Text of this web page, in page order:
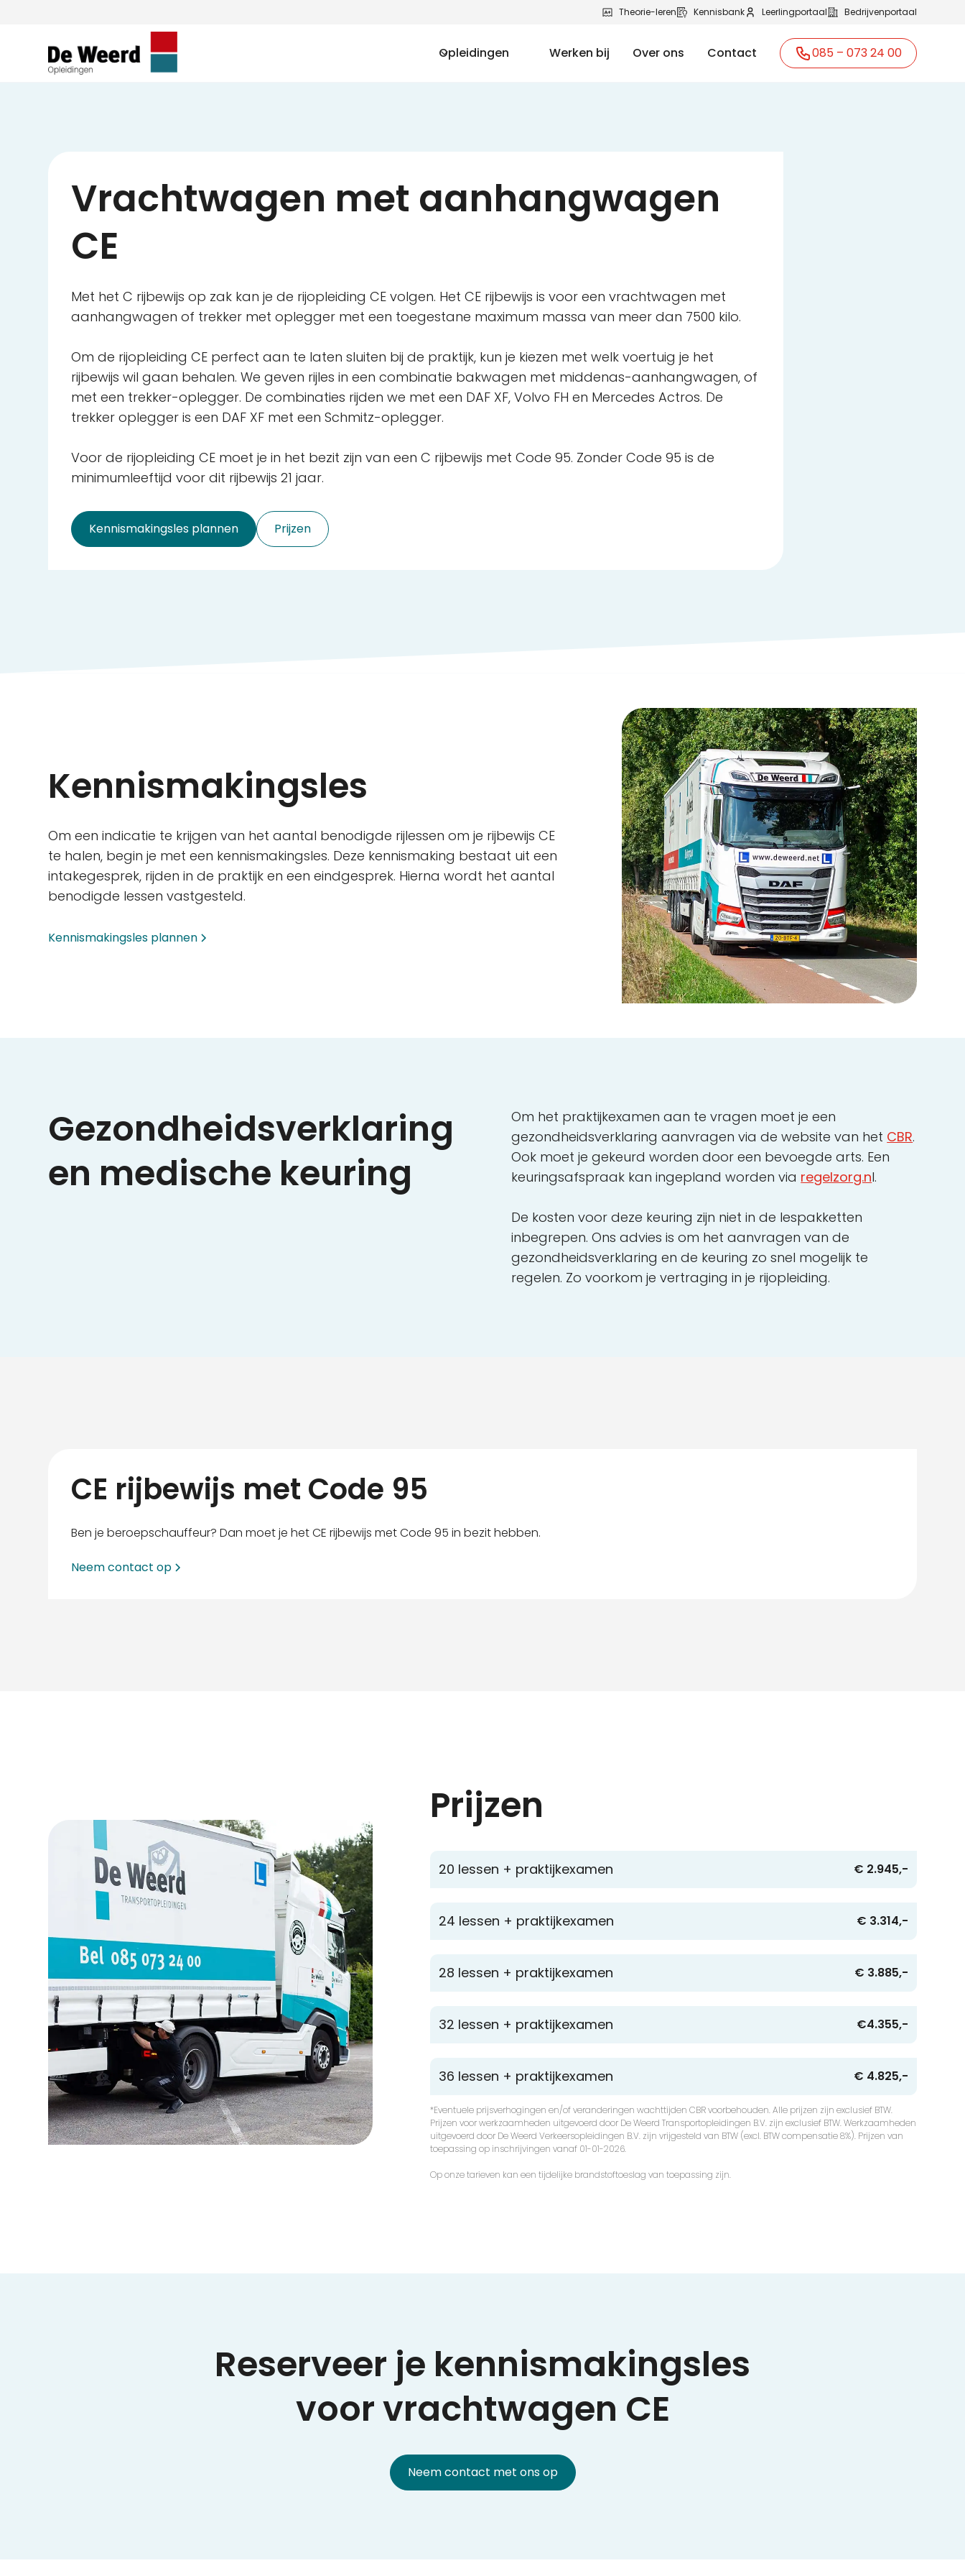
Theorie-leren Kennisbank Leerlingportaal Bedrijvenportaal
Opleidingen Werken bij Over ons Contact 085 – 073 24 00
Vrachtwagen met aanhangwagen
CE
Met het C rijbewijs op zak kan je de rijopleiding CE volgen. Het CE rijbewijs is voor een vrachtwagen met
aanhangwagen of trekker met oplegger met een toegestane maximum massa van meer dan 7500 kilo.
Om de rijopleiding CE perfect aan te laten sluiten bij de praktijk, kun je kiezen met welk voertuig je het
rijbewijs wil gaan behalen. We geven rijles in een combinatie bakwagen met middenas-aanhangwagen, of
met een trekker-oplegger. De combinaties rijden we met een DAF XF, Volvo FH en Mercedes Actros. De
trekker oplegger is een DAF XF met een Schmitz-oplegger.
Voor de rijopleiding CE moet je in het bezit zijn van een C rijbewijs met Code 95. Zonder Code 95 is de
minimumleeftijd voor dit rijbewijs 21 jaar.
Kennismakingsles plannen Prijzen
Kennismakingsles
Om een indicatie te krijgen van het aantal benodigde rijlessen om je rijbewijs CE
te halen, begin je met een kennismakingsles. Deze kennismaking bestaat uit een
intakegesprek, rijden in de praktijk en een eindgesprek. Hierna wordt het aantal
benodigde lessen vastgesteld.
Kennismakingsles plannen
Gezondheidsverklaring
en medische keuring
Om het praktijkexamen aan te vragen moet je een
gezondheidsverklaring aanvragen via de website van het CBR.
Ook moet je gekeurd worden door een bevoegde arts. Een
keuringsafspraak kan ingepland worden via regelzorg.nl.
De kosten voor deze keuring zijn niet in de lespakketten
inbegrepen. Ons advies is om het aanvragen van de
gezondheidsverklaring en de keuring zo snel mogelijk te
regelen. Zo voorkom je vertraging in je rijopleiding.
CE rijbewijs met Code 95
Ben je beroepschauffeur? Dan moet je het CE rijbewijs met Code 95 in bezit hebben.
Neem contact op
Prijzen
20 lessen + praktijkexamen € 2.945,-
24 lessen + praktijkexamen € 3.314,-
28 lessen + praktijkexamen € 3.885,-
32 lessen + praktijkexamen €4.355,-
36 lessen + praktijkexamen € 4.825,-
*Eventuele prijsverhogingen en/of veranderingen wachttijden CBR voorbehouden. Alle prijzen zijn exclusief BTW.
Prijzen voor werkzaamheden uitgevoerd door De Weerd Transportopleidingen B.V. zijn exclusief BTW. Werkzaamheden
uitgevoerd door De Weerd Verkeersopleidingen B.V. zijn vrijgesteld van BTW (excl. BTW compensatie 8%). Prijzen van
toepassing op inschrijvingen vanaf 01-01-2026.
Op onze tarieven kan een tijdelijke brandstoftoeslag van toepassing zijn.
Reserveer je kennismakingsles
voor vrachtwagen CE
Neem contact met ons op